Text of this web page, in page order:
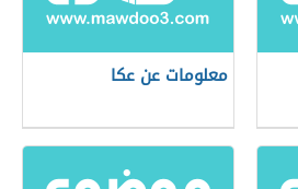
معلومات عن عكا